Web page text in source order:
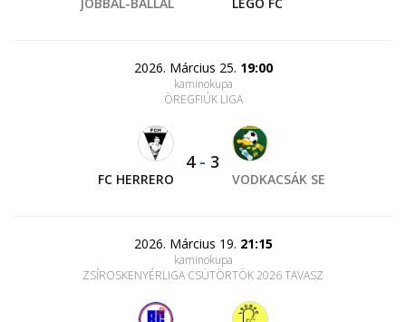
2026. Március 25. 19:00
kaminokupa
ÖREGFIÚK LIGA
FC HERRERO
4- 3
VODKACSÁK SE
2026. Március 19. 21:15
kaminokupa
ZSÍROSKENYÉRLIGA CSÜTÖRTÖK 2026 TAVASZ